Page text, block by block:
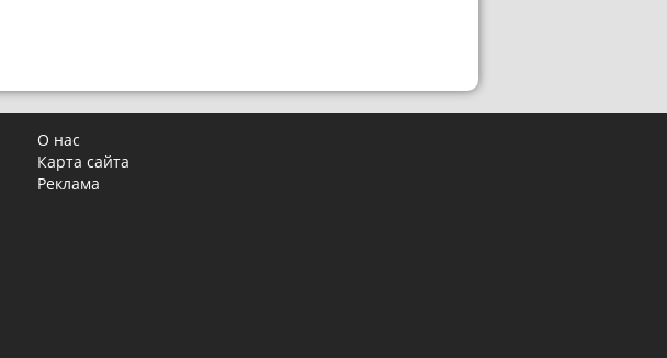
О нас
Карта сайта
Реклама